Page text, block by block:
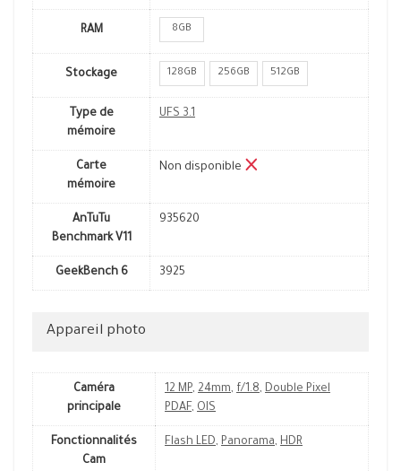
RAM 8GB
Stockage 128GB 256GB 512GB
Type de
mémoire
UFS 3.1
Carte
mémoire
Non disponible
AnTuTu
Benchmark V11
935620
GeekBench 6 3925
Appareil photo
Caméra
principale
12 MP, 24mm, f/1.8, Double Pixel
PDAF, OIS
Fonctionnalités
Cam
Flash LED, Panorama, HDR